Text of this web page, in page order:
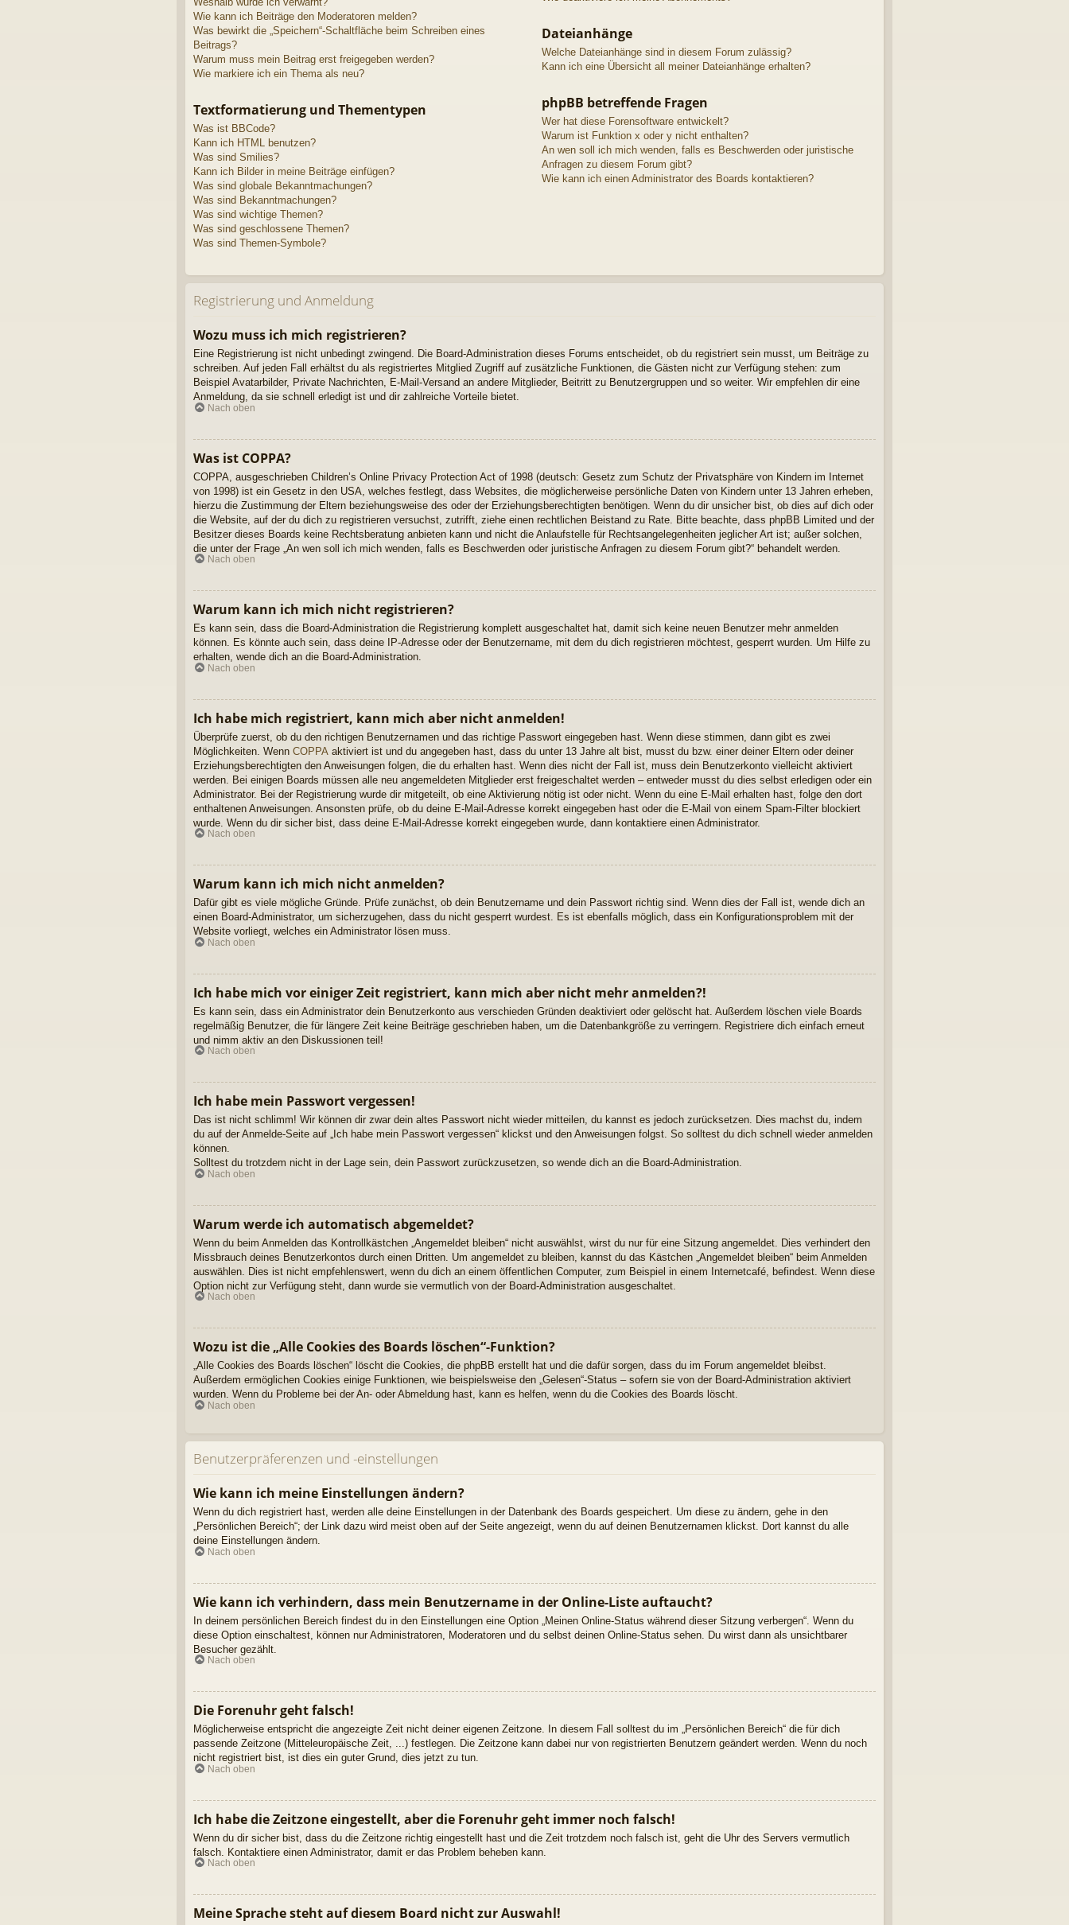
Wie kann ich Beiträge den Moderatoren melden?
Was bewirkt die „Speichern“-Schaltfläche beim Schreiben eines
Beitrags?
Warum muss mein Beitrag erst freigegeben werden?
Wie markiere ich ein Thema als neu?
Textformatierung und Thementypen
Was ist BBCode?
Kann ich HTML benutzen?
Was sind Smilies?
Kann ich Bilder in meine Beiträge einfügen?
Was sind globale Bekanntmachungen?
Was sind Bekanntmachungen?
Was sind wichtige Themen?
Was sind geschlossene Themen?
Was sind Themen-Symbole?
Dateianhänge
Welche Dateianhänge sind in diesem Forum zulässig?
Kann ich eine Übersicht all meiner Dateianhänge erhalten?
phpBB betreffende Fragen
Wer hat diese Forensoftware entwickelt?
Warum ist Funktion x oder y nicht enthalten?
An wen soll ich mich wenden, falls es Beschwerden oder juristische
Anfragen zu diesem Forum gibt?
Wie kann ich einen Administrator des Boards kontaktieren?
Registrierung und Anmeldung
Wozu muss ich mich registrieren?
Eine Registrierung ist nicht unbedingt zwingend. Die Board-Administration dieses Forums entscheidet, ob du registriert sein musst, um Beiträge zu
schreiben. Auf jeden Fall erhältst du als registriertes Mitglied Zugriff auf zusätzliche Funktionen, die Gästen nicht zur Verfügung stehen: zum
Beispiel Avatarbilder, Private Nachrichten, E-Mail-Versand an andere Mitglieder, Beitritt zu Benutzergruppen und so weiter. Wir empfehlen dir eine
Anmeldung, da sie schnell erledigt ist und dir zahlreiche Vorteile bietet.
Nach oben
Was ist COPPA?
COPPA, ausgeschrieben Children’s Online Privacy Protection Act of 1998 (deutsch: Gesetz zum Schutz der Privatsphäre von Kindern im Internet
von 1998) ist ein Gesetz in den USA, welches festlegt, dass Websites, die möglicherweise persönliche Daten von Kindern unter 13 Jahren erheben,
hierzu die Zustimmung der Eltern beziehungsweise des oder der Erziehungsberechtigten benötigen. Wenn du dir unsicher bist, ob dies auf dich oder
die Website, auf der du dich zu registrieren versuchst, zutrifft, ziehe einen rechtlichen Beistand zu Rate. Bitte beachte, dass phpBB Limited und der
Besitzer dieses Boards keine Rechtsberatung anbieten kann und nicht die Anlaufstelle für Rechtsangelegenheiten jeglicher Art ist; außer solchen,
die unter der Frage „An wen soll ich mich wenden, falls es Beschwerden oder juristische Anfragen zu diesem Forum gibt?“ behandelt werden.
Nach oben
Warum kann ich mich nicht registrieren?
Es kann sein, dass die Board-Administration die Registrierung komplett ausgeschaltet hat, damit sich keine neuen Benutzer mehr anmelden
können. Es könnte auch sein, dass deine IP-Adresse oder der Benutzername, mit dem du dich registrieren möchtest, gesperrt wurden. Um Hilfe zu
erhalten, wende dich an die Board-Administration.
Nach oben
Ich habe mich registriert, kann mich aber nicht anmelden!
Überprüfe zuerst, ob du den richtigen Benutzernamen und das richtige Passwort eingegeben hast. Wenn diese stimmen, dann gibt es zwei
Möglichkeiten. Wenn COPPA aktiviert ist und du angegeben hast, dass du unter 13 Jahre alt bist, musst du bzw. einer deiner Eltern oder deiner
Erziehungsberechtigten den Anweisungen folgen, die du erhalten hast. Wenn dies nicht der Fall ist, muss dein Benutzerkonto vielleicht aktiviert
werden. Bei einigen Boards müssen alle neu angemeldeten Mitglieder erst freigeschaltet werden – entweder musst du dies selbst erledigen oder ein
Administrator. Bei der Registrierung wurde dir mitgeteilt, ob eine Aktivierung nötig ist oder nicht. Wenn du eine E-Mail erhalten hast, folge den dort
enthaltenen Anweisungen. Ansonsten prüfe, ob du deine E-Mail-Adresse korrekt eingegeben hast oder die E-Mail von einem Spam-Filter blockiert
wurde. Wenn du dir sicher bist, dass deine E-Mail-Adresse korrekt eingegeben wurde, dann kontaktiere einen Administrator.
Nach oben
Warum kann ich mich nicht anmelden?
Dafür gibt es viele mögliche Gründe. Prüfe zunächst, ob dein Benutzername und dein Passwort richtig sind. Wenn dies der Fall ist, wende dich an
einen Board-Administrator, um sicherzugehen, dass du nicht gesperrt wurdest. Es ist ebenfalls möglich, dass ein Konfigurationsproblem mit der
Website vorliegt, welches ein Administrator lösen muss.
Nach oben
Ich habe mich vor einiger Zeit registriert, kann mich aber nicht mehr anmelden?!
Es kann sein, dass ein Administrator dein Benutzerkonto aus verschieden Gründen deaktiviert oder gelöscht hat. Außerdem löschen viele Boards
regelmäßig Benutzer, die für längere Zeit keine Beiträge geschrieben haben, um die Datenbankgröße zu verringern. Registriere dich einfach erneut
und nimm aktiv an den Diskussionen teil!
Nach oben
Ich habe mein Passwort vergessen!
Das ist nicht schlimm! Wir können dir zwar dein altes Passwort nicht wieder mitteilen, du kannst es jedoch zurücksetzen. Dies machst du, indem
du auf der Anmelde-Seite auf „Ich habe mein Passwort vergessen“ klickst und den Anweisungen folgst. So solltest du dich schnell wieder anmelden
können.
Solltest du trotzdem nicht in der Lage sein, dein Passwort zurückzusetzen, so wende dich an die Board-Administration.
Nach oben
Warum werde ich automatisch abgemeldet?
Wenn du beim Anmelden das Kontrollkästchen „Angemeldet bleiben“ nicht auswählst, wirst du nur für eine Sitzung angemeldet. Dies verhindert den
Missbrauch deines Benutzerkontos durch einen Dritten. Um angemeldet zu bleiben, kannst du das Kästchen „Angemeldet bleiben“ beim Anmelden
auswählen. Dies ist nicht empfehlenswert, wenn du dich an einem öffentlichen Computer, zum Beispiel in einem Internetcafé, befindest. Wenn diese
Option nicht zur Verfügung steht, dann wurde sie vermutlich von der Board-Administration ausgeschaltet.
Nach oben
Wozu ist die „Alle Cookies des Boards löschen“-Funktion?
„Alle Cookies des Boards löschen“ löscht die Cookies, die phpBB erstellt hat und die dafür sorgen, dass du im Forum angemeldet bleibst.
Außerdem ermöglichen Cookies einige Funktionen, wie beispielsweise den „Gelesen“-Status – sofern sie von der Board-Administration aktiviert
wurden. Wenn du Probleme bei der An- oder Abmeldung hast, kann es helfen, wenn du die Cookies des Boards löscht.
Nach oben
Benutzerpräferenzen und -einstellungen
Wie kann ich meine Einstellungen ändern?
Wenn du dich registriert hast, werden alle deine Einstellungen in der Datenbank des Boards gespeichert. Um diese zu ändern, gehe in den
„Persönlichen Bereich“; der Link dazu wird meist oben auf der Seite angezeigt, wenn du auf deinen Benutzernamen klickst. Dort kannst du alle
deine Einstellungen ändern.
Nach oben
Wie kann ich verhindern, dass mein Benutzername in der Online-Liste auftaucht?
In deinem persönlichen Bereich findest du in den Einstellungen eine Option „Meinen Online-Status während dieser Sitzung verbergen“. Wenn du
diese Option einschaltest, können nur Administratoren, Moderatoren und du selbst deinen Online-Status sehen. Du wirst dann als unsichtbarer
Besucher gezählt.
Nach oben
Die Forenuhr geht falsch!
Möglicherweise entspricht die angezeigte Zeit nicht deiner eigenen Zeitzone. In diesem Fall solltest du im „Persönlichen Bereich“ die für dich
passende Zeitzone (Mitteleuropäische Zeit, ...) festlegen. Die Zeitzone kann dabei nur von registrierten Benutzern geändert werden. Wenn du noch
nicht registriert bist, ist dies ein guter Grund, dies jetzt zu tun.
Nach oben
Ich habe die Zeitzone eingestellt, aber die Forenuhr geht immer noch falsch!
Wenn du dir sicher bist, dass du die Zeitzone richtig eingestellt hast und die Zeit trotzdem noch falsch ist, geht die Uhr des Servers vermutlich
falsch. Kontaktiere einen Administrator, damit er das Problem beheben kann.
Nach oben
Meine Sprache steht auf diesem Board nicht zur Auswahl!